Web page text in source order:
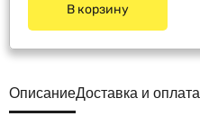
В корзину
ОписаниеДоставка и оплата